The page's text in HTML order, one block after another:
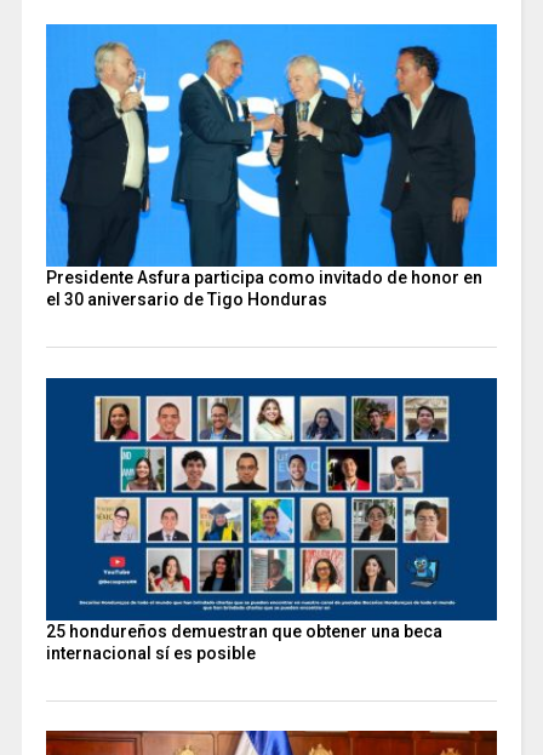
Presidente Asfura participa como invitado de honor en
el 30 aniversario de Tigo Honduras
25 hondureños demuestran que obtener una beca
internacional sí es posible